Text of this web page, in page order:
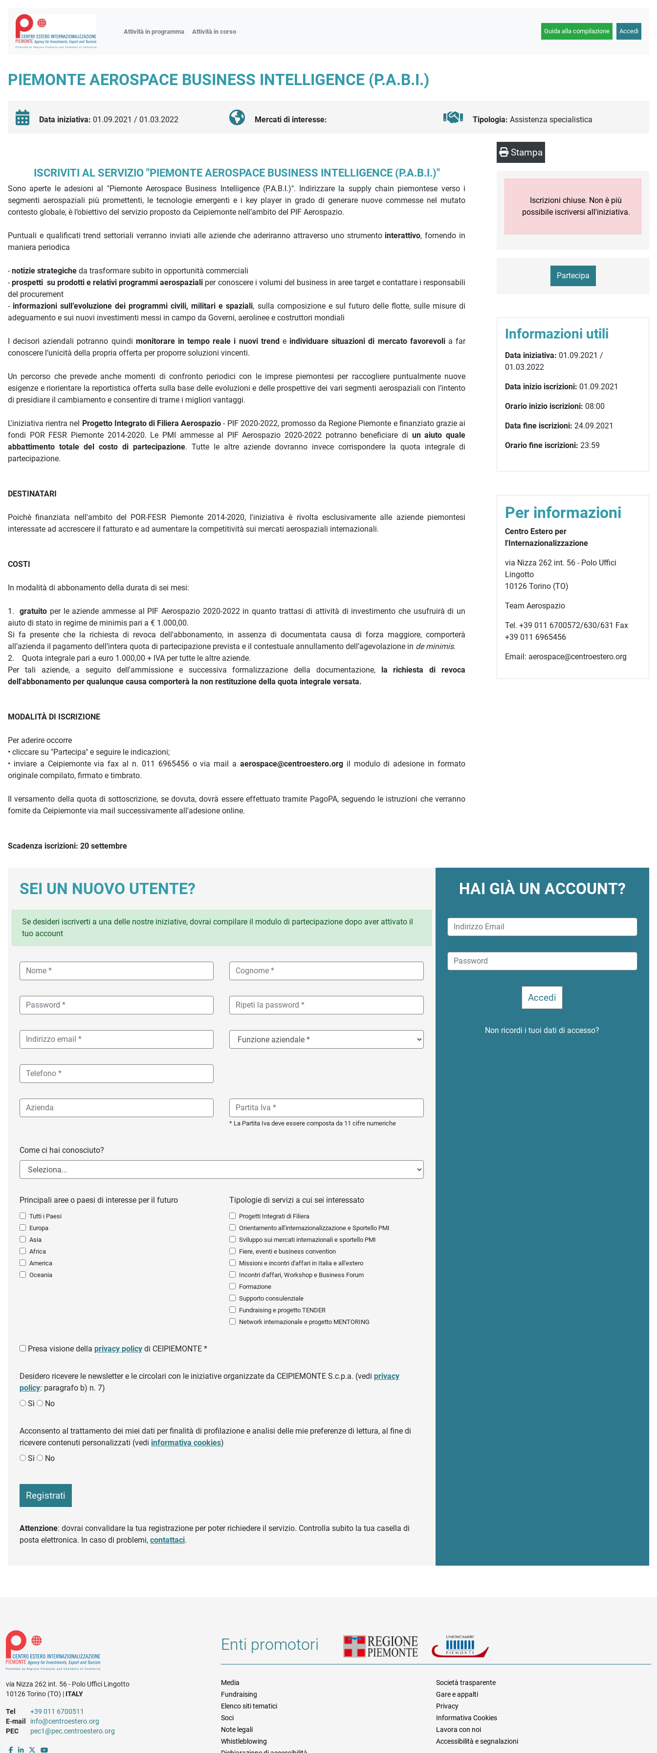
Attività in programma Attività in corso
Fiere
Workshop
Focus tematici
Guida alla compilazione Accedi
PIEMONTE AEROSPACE BUSINESS INTELLIGENCE (P.A.B.I.)
Data iniziativa: 01.09.2021 / 01.03.2022 Mercati di interesse: Tipologia: Assistenza specialistica
ISCRIVITI AL SERVIZIO "PIEMONTE AEROSPACE BUSINESS INTELLIGENCE (P.A.B.I.)"
Sono aperte le adesioni al "Piemonte Aerospace Business Intelligence (P.A.B.I.)". Indirizzare la supply chain piemontese verso i
segmenti aerospaziali più promettenti, le tecnologie emergenti e i key player in grado di generare nuove commesse nel mutato
contesto globale, è l’obiettivo del servizio proposto da Ceipiemonte nell’ambito del PIF Aerospazio.
Puntuali e qualificati trend settoriali verranno inviati alle aziende che aderiranno attraverso uno strumento interattivo, fornendo in
maniera periodica
-notizie strategiche da trasformare subito in opportunità commerciali
-prospetti su prodotti e relativi programmi aerospaziali per conoscere i volumi del business in aree target e contattare i responsabili
del procurement
- informazioni sull’evoluzione dei programmi civili, militari e spaziali, sulla composizione e sul futuro delle flotte, sulle misure di
adeguamento e sui nuovi investimenti messi in campo da Governi, aerolinee e costruttori mondiali
I decisori aziendali potranno quindi monitorare in tempo reale i nuovi trende individuare situazioni di mercato favorevolia far
conoscere l’unicità della propria offerta per proporre soluzioni vincenti.
Un percorso che prevede anche momenti di confronto periodici con le imprese piemontesi per raccogliere puntualmente nuove
esigenze e riorientare la reportistica offerta sulla base delle evoluzioni e delle prospettive dei vari segmenti aerospaziali con l’intento
di presidiare il cambiamento e consentire di trarne i migliori vantaggi.
L'iniziativa rientra nel Progetto Integrato di Filiera Aerospazio - PIF 2020-2022, promosso da Regione Piemonte e finanziato grazie ai
fondi POR FESR Piemonte 2014-2020. Le PMI ammesse al PIF Aerospazio 2020-2022 potranno beneficiare di un aiuto quale
abbattimento totale del costo di partecipazione. Tutte le altre aziende dovranno invece corrispondere la quota integrale di
partecipazione.
DESTINATARI
Poichè finanziata nell'ambito del POR-FESR Piemonte 2014-2020, l'iniziativa è rivolta esclusivamente alle aziende piemontesi
interessate ad accrescere il fatturato e ad aumentare la competitività sui mercati aerospaziali internazionali.
COSTI
In modalità di abbonamento della durata di sei mesi:
1.gratuito per le aziende ammesse al PIF Aerospazio 2020-2022 in quanto trattasi di attività di investimento che usufruirà di un
aiuto di stato in regime de minimis pari a € 1.000,00.
Si fa presente che la richiesta di revoca dell'abbonamento, in assenza di documentata causa di forza maggiore, comporterà
all’azienda il pagamento dell’intera quota di partecipazione prevista e il contestuale annullamento dell’agevolazione in de minimis.
2. Quota integrale pari a euro 1.000,00 + IVA per tutte le altre aziende.
Per tali aziende, a seguito dell'ammissione e successiva formalizzazione della documentazione, la richiesta di revoca
dell'abbonamento per qualunque causa comporterà la non restituzione della quota integrale versata.
MODALITÀ DI ISCRIZIONE
Per aderire occorre
• cliccare su "Partecipa" e seguire le indicazioni;
• inviare a Ceipiemonte via fax al n. 011 6965456 o via mail a aerospace@centroestero.orgil modulo di adesione in formato
originale compilato, firmato e timbrato.
Il versamento della quota di sottoscrizione, se dovuta, dovrà essere effettuato tramite PagoPA, seguendo le istruzioni che verranno
fornite da Ceipiemonte via mail successivamente all'adesione online.
Scadenza iscrizioni: 20 settembre
Stampa
Iscrizioni chiuse. Non è più
possibile iscriversi all'iniziativa.
Partecipa
Informazioni utili
Data iniziativa: 01.09.2021 /
01.03.2022
Data inizio iscrizioni: 01.09.2021
Orario inizio iscrizioni: 08:00
Data fine iscrizioni: 24.09.2021
Orario fine iscrizioni: 23:59
Per informazioni
Centro Estero per
l'Internazionalizzazione
via Nizza 262 int. 56 - Polo Uffici
Lingotto
10126 Torino (TO)
Team Aerospazio
Tel. +39 011 6700572/630/631 Fax
+39 011 6965456
Email: aerospace@centroestero.org
SEI UN NUOVO UTENTE?
Se desideri iscriverti a una delle nostre iniziative, dovrai compilare il modulo di partecipazione dopo aver attivato il
tuo account
* La Partita Iva deve essere composta da 11 cifre numeriche
Come ci hai conosciuto?
Principali aree o paesi di interesse per il futuro
Tutti i Paesi
Europa
Asia
Africa
America
Oceania
Tipologie di servizi a cui sei interessato
Progetti Integrati di Filiera
Orientamento all'internazionalizzazione e Sportello PMI
Sviluppo sui mercati internazionali e sportello PMI
Fiere, eventi e business convention
Missioni e incontri d'affari in Italia e all'estero
Incontri d'affari, Workshop e Business Forum
Formazione
Supporto consulenziale
Fundraising e progetto TENDER
Network internazionale e progetto MENTORING
Presa visione della privacy policy di CEIPIEMONTE *
Desidero ricevere le newsletter e le circolari con le iniziative organizzate da CEIPIEMONTE S.c.p.a. (vedi privacy
policy: paragrafo b) n. 7)
Sì
No
Acconsento al trattamento dei miei dati per finalità di profilazione e analisi delle mie preferenze di lettura, al fine di
ricevere contenuti personalizzati (vedi informativa cookies)
Sì
No
Registrati
Attenzione: dovrai convalidare la tua registrazione per poter richiedere il servizio. Controlla subito la tua casella di
posta elettronica. In caso di problemi, contattaci.
HAI GIÀ UN ACCOUNT?
Non ricordi i tuoi dati di accesso?
via Nizza 262 int. 56 - Polo Uffici Lingotto
10126 Torino (TO) | ITALY
Tel
+39 011 6700511
E-mail
info@centroestero.org
PEC
pec1@pec.centroestero.org
Enti promotori
Informazioni legali e trasparenza
Media
Società trasparente
Fundraising
Gare e appalti
Elenco siti tematici
Privacy
Soci
Informativa Cookies
Note legali
Lavora con noi
Whistleblowing
Accessibilità e segnalazioni